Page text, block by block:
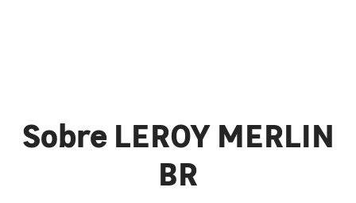
Sobre LEROY MERLIN
BR